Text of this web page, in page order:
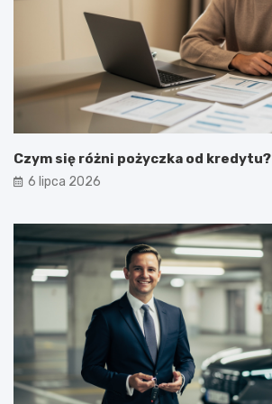
Czym się różni pożyczka od kredytu?
6 lipca 2026